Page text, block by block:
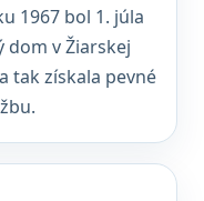
1967 bol 1. júla
dom v Žiarskej
tak získala pevné